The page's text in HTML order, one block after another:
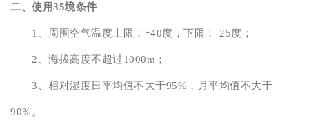
二、使用35境条件
1、周围空气温度上限：+40度，下限：-25度；
2、海拔高度不超过1000m；
3、相对湿度日平均值不大于95%，月平均值不大于
90%。